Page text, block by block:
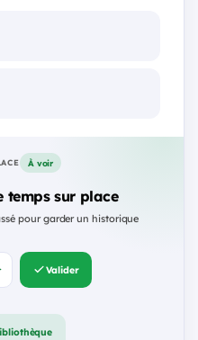
À voir
temps sur place
pour garder un historique
Valider